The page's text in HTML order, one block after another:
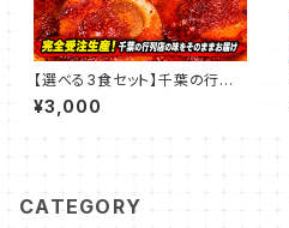
【選べる3食セット】千葉の行列
店「拉麺帝王」激辛・旨辛ラーメ
ン食べ比べ（★EC限定：10辛ま
¥3,000
CATEGORY